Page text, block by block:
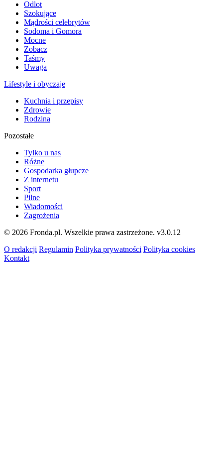
Odlot
Szokujące
Mądrości celebrytów
Sodoma i Gomora
Mocne
Zobacz
Taśmy
Uwaga
Lifestyle i obyczaje
Kuchnia i przepisy
Zdrowie
Rodzina
Pozostałe
Tylko u nas
Różne
Gospodarka głupcze
Z internetu
Sport
Pilne
Wiadomości
Zagrożenia
© 2026 Fronda.pl. Wszelkie prawa zastrzeżone. v3.0.12
O redakcji Regulamin Polityka prywatności Polityka cookies
Kontakt